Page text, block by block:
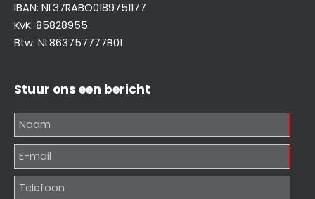
IBAN: NL37RABO0189751177
KvK: 85828955
Btw: NL863757777B01
Stuur ons een bericht